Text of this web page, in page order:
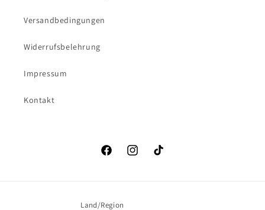
Versandbedingungen
Widerrufsbelehrung
Impressum
Kontakt
FacebookInstagramTikTok
Land/Region